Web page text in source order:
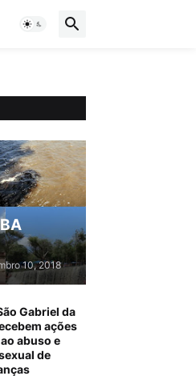
10, 2018
Gabriel da
ações
abuso e
de